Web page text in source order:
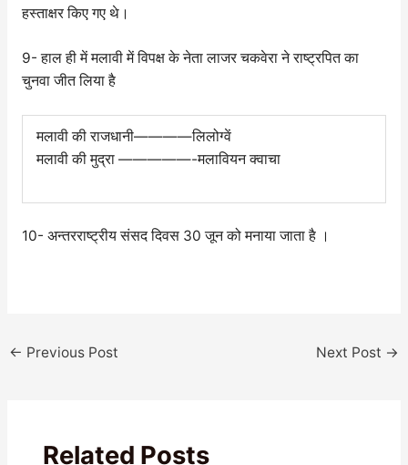
हस्ताक्षर किए गए थे।
9- हाल ही में मलावी में विपक्ष के नेता लाजर चकवेरा ने राष्ट्रपित का
चुनवा जीत लिया है
मलावी की राजधानी————लिलोग्वें
मलावी की मुद्रा —————-मलावियन क्वाचा
10- अन्तरराष्ट्रीय संसद दिवस 30 जून को मनाया जाता है ।
← Previous Post Next Post →
Related Posts